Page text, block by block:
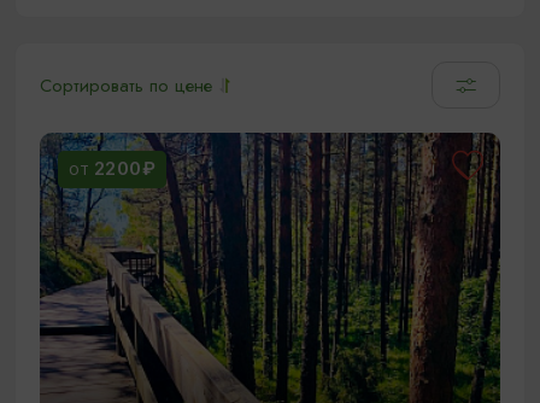
Сортировать по цене
ОТ 2200₽